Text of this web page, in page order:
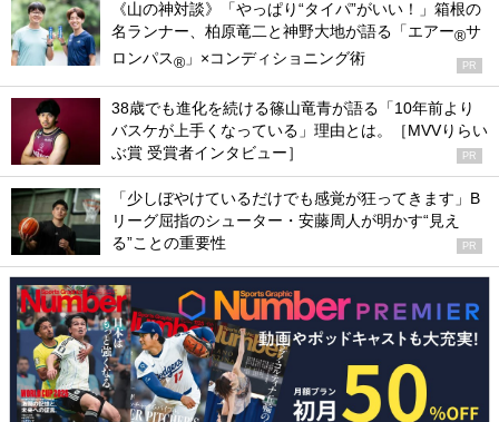
《山の神対談》「やっぱり“タイパ”がいい！」箱根の
名ランナー、柏原竜二と神野大地が語る「エアー®サ
ロンパス® 」×コンディショニング術 PR
38歳でも進化を続ける篠山竜青が語る「10年前より
バスケが上手くなっている」理由とは。［MVVりらい
ぶ賞 受賞者インタビュー］
PR
「少しぼやけているだけでも感覚が狂ってきます」B
リーグ屈指のシューター・安藤周人が明かす“見え
る”ことの重要性
PR